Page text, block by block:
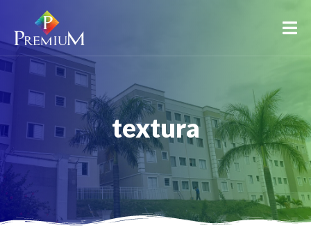
textura